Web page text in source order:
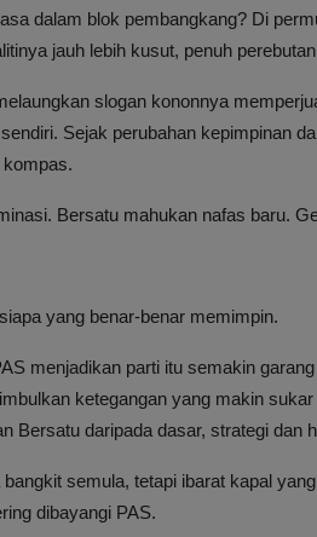
dalam blok pembangkang? Di
jauh lebih kusut, penuh
slogan kononnya
Sejak perubahan kepimpinan
kompas.
Bersatu mahukan nafas baru.
yang benar-benar memimpin.
menjadikan parti itu semakin
ketegangan yang makin
Bersatu daripada dasar, strategi dan
semula, tetapi ibarat kapal
dibayangi PAS.